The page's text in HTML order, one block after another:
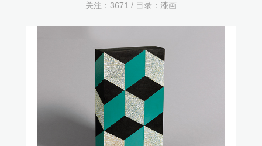
关注： 3671 / 目录： 漆画